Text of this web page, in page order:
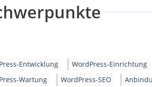
Entwicklung WordPress-Einrichtung
Wartung
WordPress-SEO